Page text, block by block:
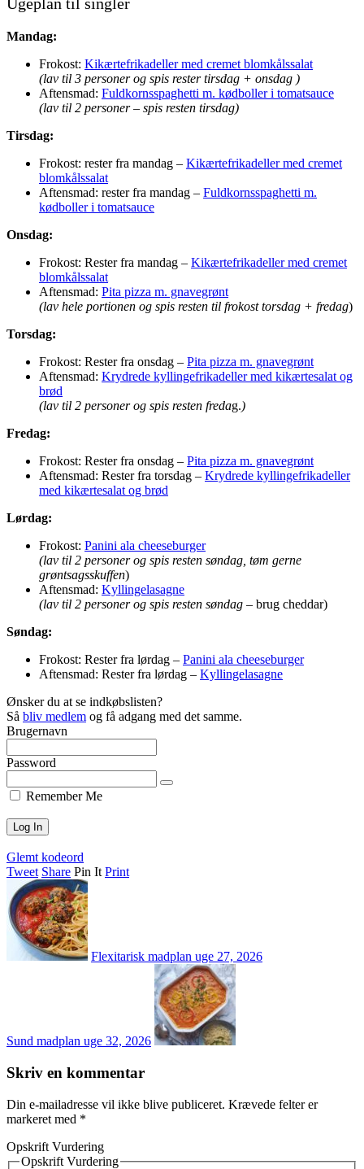
Mandag:
Frokost: Kikærtefrikadeller med cremet blomkålssalat
(lav til 3 personer og spis rester tirsdag + onsdag )
Aftensmad: Fuldkornsspaghetti m. kødboller i tomatsauce
(lav til 2 personer – spis resten tirsdag)
Tirsdag:
Frokost: rester fra mandag – Kikærtefrikadeller med cremet
blomkålssalat
Aftensmad: rester fra mandag – Fuldkornsspaghetti m.
kødboller i tomatsauce
Onsdag:
Frokost: Rester fra mandag – Kikærtefrikadeller med cremet
blomkålssalat
Aftensmad: Pita pizza m. gnavegrønt
(lav hele portionen og spis resten til frokost torsdag + fredag)
Torsdag:
Frokost: Rester fra onsdag – Pita pizza m. gnavegrønt
Aftensmad: Krydrede kyllingefrikadeller med kikærtesalat og
brød
(lav til 2 personer og spis resten fredag.)
Fredag:
Frokost: Rester fra onsdag – Pita pizza m. gnavegrønt
Aftensmad: Rester fra torsdag – Krydrede kyllingefrikadeller
med kikærtesalat og brød
Lørdag:
Frokost: Panini ala cheeseburger
(lav til 2 personer og spis resten søndag, tøm gerne
grøntsagsskuffen)
Aftensmad: Kyllingelasagne
(lav til 2 personer og spis resten søndag – brug cheddar)
Søndag:
Frokost: Rester fra lørdag – Panini ala cheeseburger
Aftensmad: Rester fra lørdag – Kyllingelasagne
Ønsker du at se indkøbslisten?
Så bliv medlem og få adgang med det samme.
Brugernavn
Password
Remember Me
Glemt kodeord
Tweet Share Pin It Print
Flexitarisk madplan uge 27, 2026
Sund madplan uge 32, 2026
Skriv en kommentar
Din e-mailadresse vil ikke blive publiceret. Krævede felter er
markeret med *
Opskrift Vurdering
Opskrift Vurdering